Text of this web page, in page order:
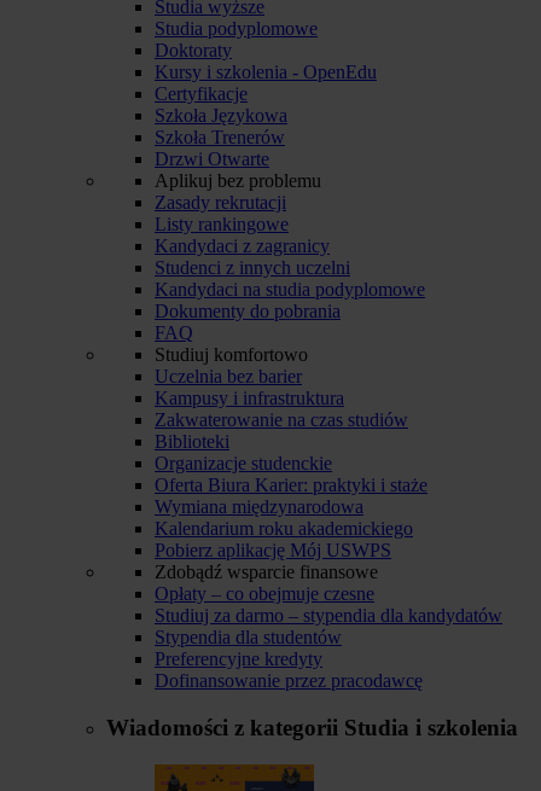
Studia wyższe
Studia podyplomowe
Doktoraty
Kursy i szkolenia - OpenEdu
Certyfikacje
Szkoła Językowa
Szkoła Trenerów
Drzwi Otwarte
Aplikuj bez problemu
Zasady rekrutacji
Listy rankingowe
Kandydaci z zagranicy
Studenci z innych uczelni
Kandydaci na studia podyplomowe
Dokumenty do pobrania
FAQ
Studiuj komfortowo
Uczelnia bez barier
Kampusy i infrastruktura
Zakwaterowanie na czas studiów
Biblioteki
Organizacje studenckie
Oferta Biura Karier: praktyki i staże
Wymiana międzynarodowa
Kalendarium roku akademickiego
Pobierz aplikację Mój USWPS
Zdobądź wsparcie finansowe
Opłaty – co obejmuje czesne
Studiuj za darmo – stypendia dla kandydatów
Stypendia dla studentów
Preferencyjne kredyty
Dofinansowanie przez pracodawcę
Wiadomości z kategorii Studia i szkolenia